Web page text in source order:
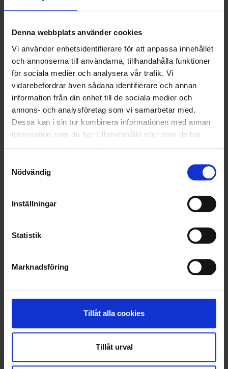
Denna webbplats använder cookies
Vi använder enhetsidentifierare för att anpassa innehållet
och annonserna till användarna, tillhandahålla funktioner
för sociala medier och analysera vår trafik. Vi
vidarebefordrar även sådana identifierare och annan
information från din enhet till de sociala medier och
annons- och analysföretag som vi samarbetar med.
Dessa kan i sin tur kombinera informationen med annan
information som du har tillhandahållit eller som de har
Nödvändig
Inställningar
Statistik
Marknadsföring
Tillåt alla cookies
Tillåt urval
OHLSSONS REGION MITT
OHLSSONS REGION SYD
OHLSSONS REGION VÄST
OHLSSONSKOLLEGOR
RENHÅLLNING
KUNDTJÄNST